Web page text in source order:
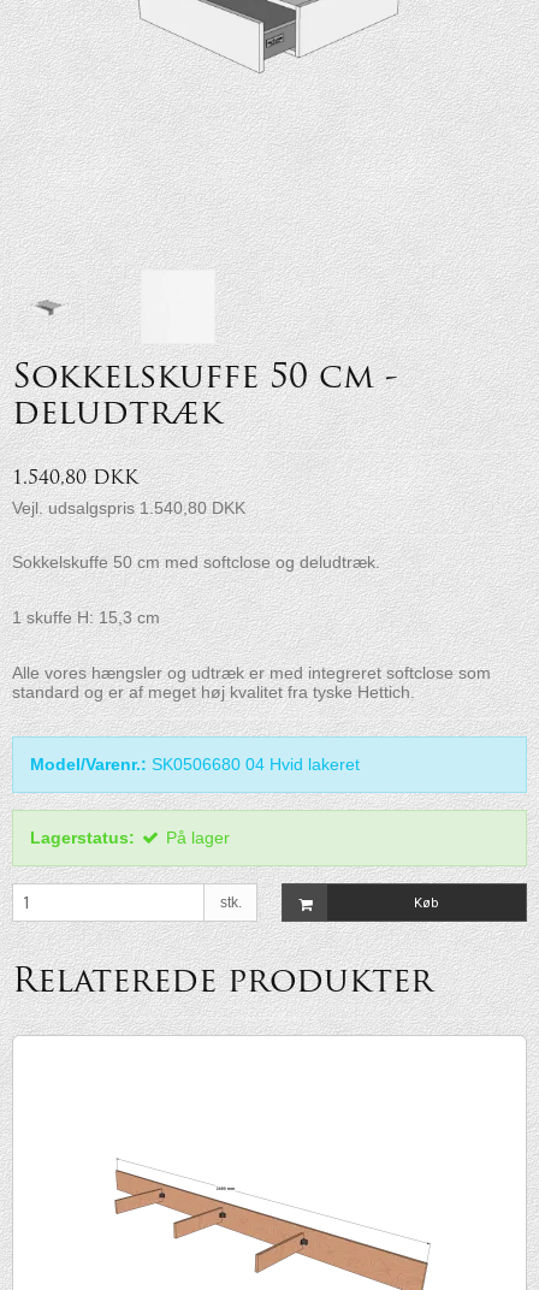
Sokkelskuffe 50 cm -
deludtræk
1.540,80 DKK
Vejl. udsalgspris 1.540,80 DKK
Sokkelskuffe 50 cm med softclose og deludtræk.
1 skuffe H: 15,3 cm
Alle vores hængsler og udtræk er med integreret softclose som
standard og er af meget høj kvalitet fra tyske Hettich.
Model/Varenr.: SK0506680 04 Hvid lakeret
Lagerstatus: På lager
stk. Køb
Relaterede produkter